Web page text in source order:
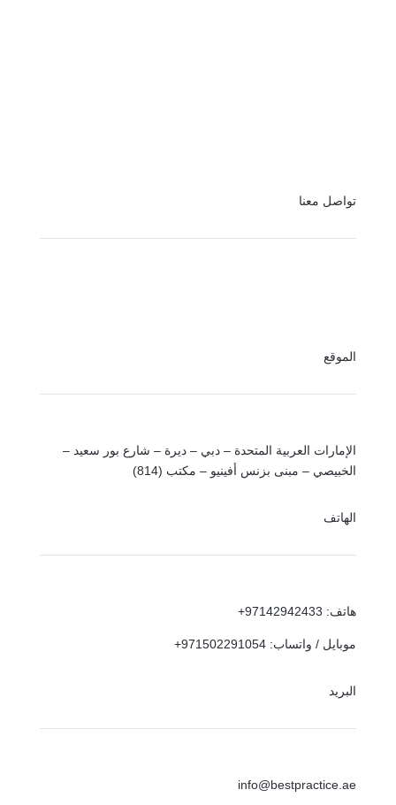
تواصل معنا
الموقع
الإمارات العربية المتحدة – دبي – ديرة – شارع بور سعيد –
الخبيصي – مبنى بزنس أفينيو – مكتب (814)
الهاتف
هاتف: 97142942433+
موبايل / واتساب: 971502291054+
البريد
info@bestpractice.ae